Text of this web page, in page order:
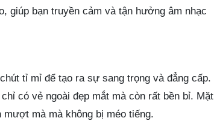
giúp bạn truyền cảm và tận hưởng âm nhạc
tỉ mỉ để tạo ra sự sang trọng và đẳng cấp.
có vẻ ngoài đẹp mắt mà còn rất bền bỉ. Mặt
mà mà không bị méo tiếng.